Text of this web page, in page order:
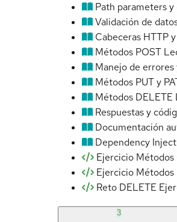
Path parameters
Validación de
Cabeceras HTTP
Métodos POST
Manejo de errores
Métodos PUT y
Métodos DELETE
Respuestas y
Documentación
Dependency
Ejercicio Métodos
Ejercicio Métodos
Reto DELETE
3